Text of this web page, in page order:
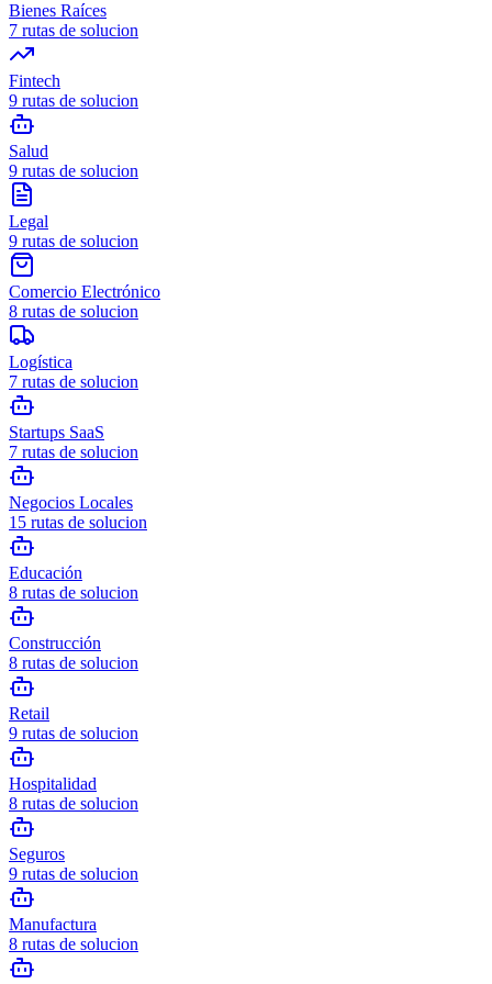
Bienes Raíces
7 rutas de solucion
Fintech
9 rutas de solucion
Salud
9 rutas de solucion
Legal
9 rutas de solucion
Comercio Electrónico
8 rutas de solucion
Logística
7 rutas de solucion
Startups SaaS
7 rutas de solucion
Negocios Locales
15 rutas de solucion
Educación
8 rutas de solucion
Construcción
8 rutas de solucion
Retail
9 rutas de solucion
Hospitalidad
8 rutas de solucion
Seguros
9 rutas de solucion
Manufactura
8 rutas de solucion